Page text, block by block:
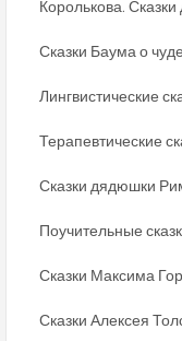
Королькова. Сказки
Сказки Баума о
Лингвистические
Терапевтические
Сказки дядюшки
Поучительные
Сказки Максима
Сказки Алексея